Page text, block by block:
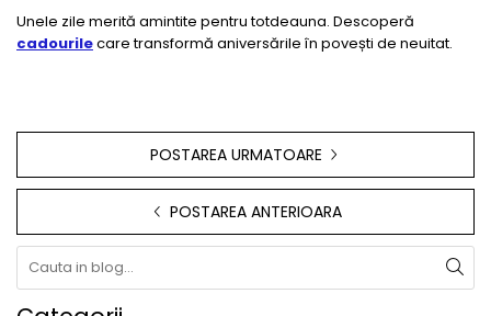
Unele zile merită amintite pentru totdeauna. Descoperă
cadourilecare transformă aniversările în povești de neuitat.
POSTAREA URMATOARE
POSTAREA ANTERIOARA